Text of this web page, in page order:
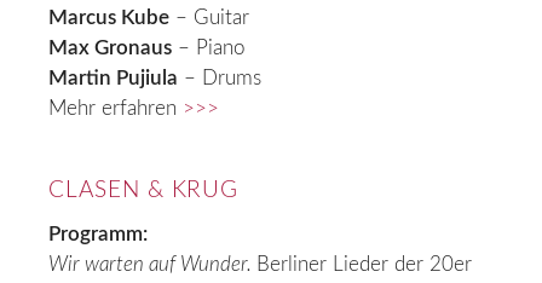
Marcus Kube – Guitar
Max Gronaus – Piano
Martin Pujiula – Drums
Mehr erfahren >>>
CLASEN & KRUG
Programm:
Wir warten auf Wunder. Berliner Lieder der 20er